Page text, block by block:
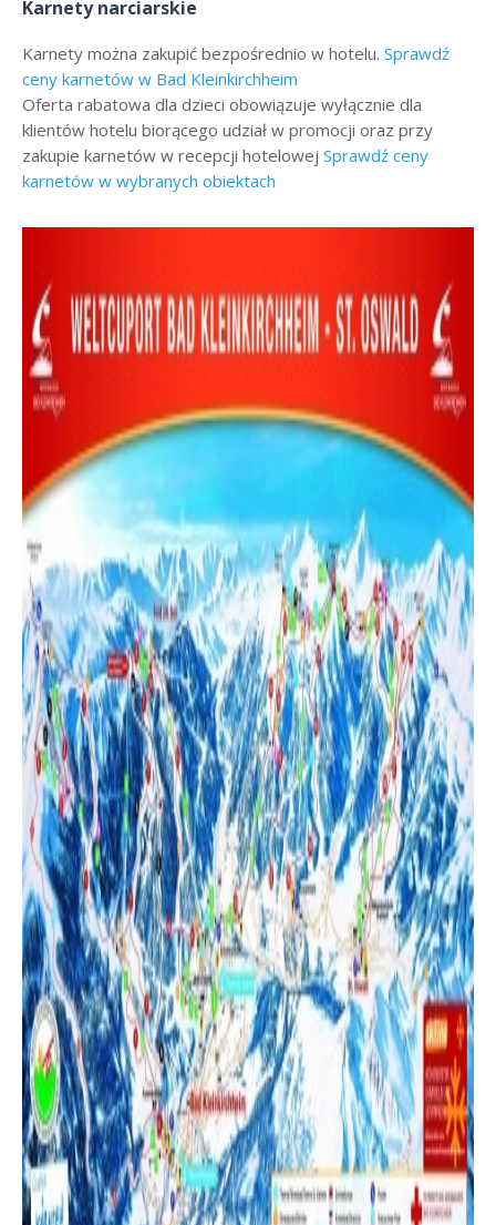
Karnety narciarskie
Karnety można zakupić bezpośrednio w hotelu. Sprawdź
ceny karnetów w Bad Kleinkirchheim
Oferta rabatowa dla dzieci obowiązuje wyłącznie dla
klientów hotelu biorącego udział w promocji oraz przy
zakupie karnetów w recepcji hotelowej Sprawdź ceny
karnetów w wybranych obiektach